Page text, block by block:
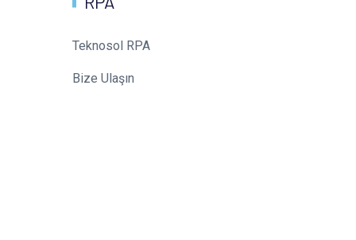
Teknosol RPA
Bize Ulaşın